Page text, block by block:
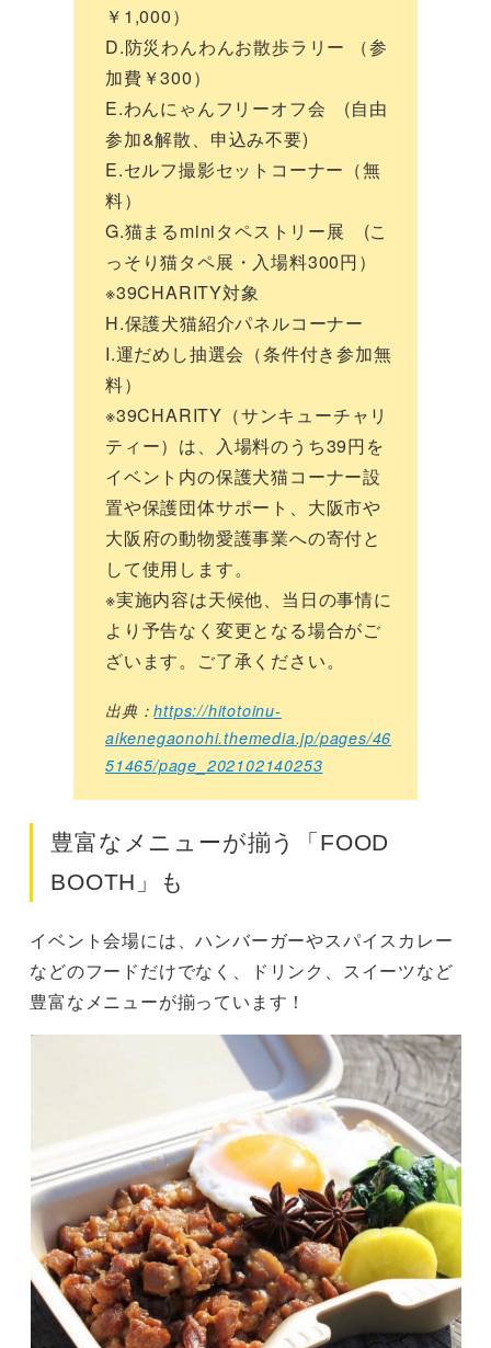
￥1,000）
D.防災わんわんお散歩ラリー （参
加費￥300）
E.わんにゃんフリーオフ会 (自由
参加&解散、申込み不要)
E.セルフ撮影セットコーナー（無
料）
G.猫まるminiタペストリー展 (こ
っそり猫タペ展・入場料300円）
※39CHARITY対象
H.保護犬猫紹介パネルコーナー
I.運だめし抽選会（条件付き参加無
料）
※39CHARITY（サンキューチャリ
ティー）は、入場料のうち39円を
イベント内の保護犬猫コーナー設
置や保護団体サポート、大阪市や
大阪府の動物愛護事業への寄付と
して使用します。
※実施内容は天候他、当日の事情に
より予告なく変更となる場合がご
ざいます。ご了承ください。
出典：https://hitotoinu-
aikenegaonohi.themedia.jp/pages/46
51465/page_202102140253
豊富なメニューが揃う「FOOD
BOOTH」も
イベント会場には、ハンバーガーやスパイスカレー
などのフードだけでなく、ドリンク、スイーツなど
豊富なメニューが揃っています！